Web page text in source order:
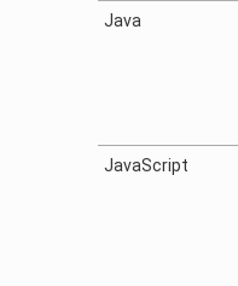
Java
JavaScript